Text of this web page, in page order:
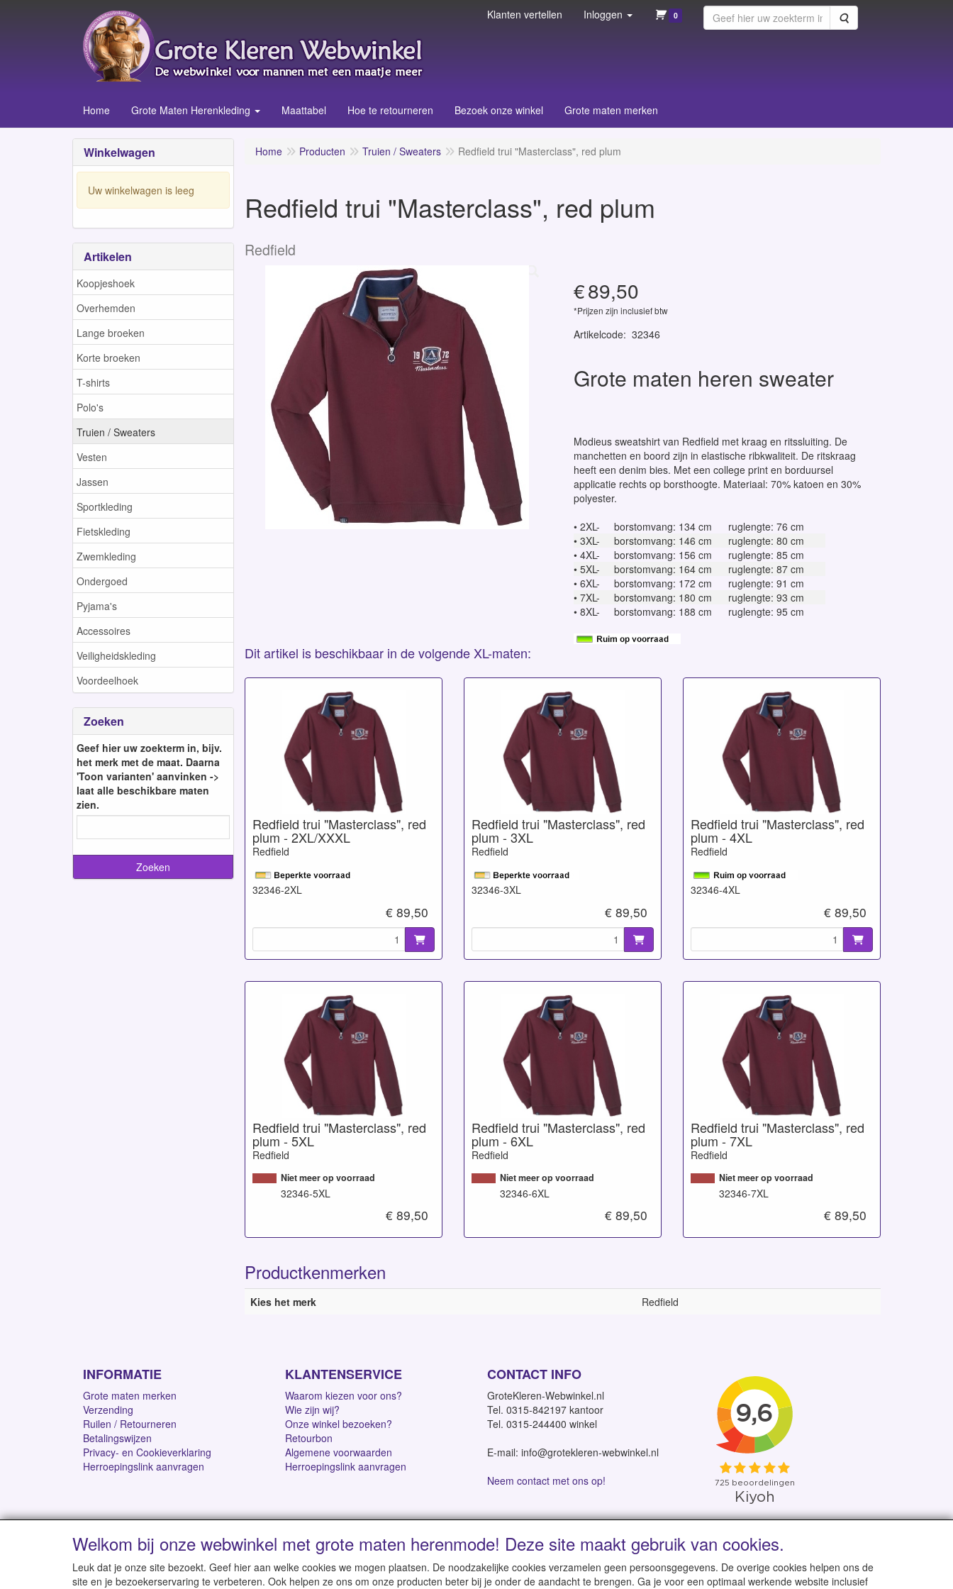
Klanten vertellen Inloggen 0 Zoeken
Home Grote Maten Herenkleding Maattabel Hoe te retourneren Bezoek onze winkel Grote maten merken
Winkelwagen
Uw winkelwagen is leeg
Artikelen
Koopjeshoek
Overhemden
Lange broeken
Korte broeken
T-shirts
Polo's
Truien / Sweaters
Vesten
Jassen
Sportkleding
Fietskleding
Zwemkleding
Ondergoed
Pyjama's
Accessoires
Veiligheidskleding
Voordeelhoek
Zoeken
Geef hier uw zoekterm in, bijv.
het merk met de maat. Daarna
'Toon varianten' aanvinken ->
laat alle beschikbare maten
zien.
Home Producten Truien / Sweaters Redfield trui "Masterclass", red plum
Redfield trui "Masterclass", red plum
Redfield
€89,50
*Prijzen zijn inclusief btw
Artikelcode: 32346
Grote maten heren sweater
Modieus sweatshirt van Redfield met kraag en ritssluiting. De
manchetten en boord zijn in elastische ribkwaliteit. De ritskraag
heeft een denim bies. Met een college print en borduursel
applicatie rechts op borsthoogte. Materiaal: 70% katoen en 30%
polyester.
• 2XL-
borstomvang: 134 cm
ruglengte: 76 cm
• 3XL-
borstomvang: 146 cm
ruglengte: 80 cm
• 4XL-
borstomvang: 156 cm
ruglengte: 85 cm
• 5XL-
borstomvang: 164 cm
ruglengte: 87 cm
• 6XL-
borstomvang: 172 cm
ruglengte: 91 cm
• 7XL-
borstomvang: 180 cm
ruglengte: 93 cm
• 8XL-
borstomvang: 188 cm ruglengte: 95 cm
Dit artikel is beschikbaar in de volgende XL-maten:
Redfield trui "Masterclass", red
plum - 2XL/XXXL
Redfield
32346-2XL
€ 89,50
Redfield trui "Masterclass", red
plum - 3XL
Redfield
32346-3XL
€ 89,50
Redfield trui "Masterclass", red
plum - 4XL
Redfield
32346-4XL
€ 89,50
Redfield trui "Masterclass", red
plum - 5XL
Redfield
Niet meer op voorraad
32346-5XL
€ 89,50
Redfield trui "Masterclass", red
plum - 6XL
Redfield
Niet meer op voorraad
32346-6XL
€ 89,50
Redfield trui "Masterclass", red
plum - 7XL
Redfield
Niet meer op voorraad
32346-7XL
€ 89,50
Productkenmerken
Kies het merk Redfield
INFORMATIE
Grote maten merken
Verzending
Ruilen / Retourneren
Betalingswijzen
Privacy- en Cookieverklaring
Herroepingslink aanvragen
KLANTENSERVICE
Waarom kiezen voor ons?
Wie zijn wij?
Onze winkel bezoeken?
Retourbon
Algemene voorwaarden
Herroepingslink aanvragen
CONTACT INFO
GroteKleren-Webwinkel.nl
Tel. 0315-842197 kantoor
Tel. 0315-244400 winkel
E-mail: info@grotekleren-webwinkel.nl
Neem contact met ons op!
Levertijd 1-2 werkdagen | Vanaf € 95 gratis verzending binnen NL | Direct leverbaar uit eigen voorraad
Welkom bij onze webwinkel met grote maten herenmode! Deze site maakt gebruik van cookies.
Leuk dat je onze site bezoekt. Geef hier aan welke cookies we mogen plaatsen. De noodzakelijke cookies verzamelen geen persoonsgegevens. De overige cookies helpen ons de
site en je bezoekerservaring te verbeteren. Ook helpen ze ons om onze producten beter bij je onder de aandacht te brengen. Ga je voor een optimaal werkende website inclusief